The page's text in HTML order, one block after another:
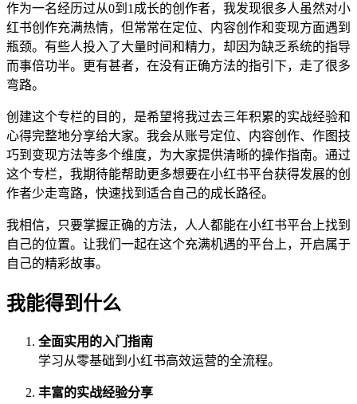
作为一名经历过从0到1成长的创作者，我发现很多人虽然对小
红书创作充满热情，但常常在定位、内容创作和变现方面遇到
瓶颈。有些人投入了大量时间和精力，却因为缺乏系统的指导
而事倍功半。更有甚者，在没有正确方法的指引下，走了很多
弯路。
创建这个专栏的目的，是希望将我过去三年积累的实战经验和
心得完整地分享给大家。我会从账号定位、内容创作、作图技
巧到变现方法等多个维度，为大家提供清晰的操作指南。通过
这个专栏，我期待能帮助更多想要在小红书平台获得发展的创
作者少走弯路，快速找到适合自己的成长路径。
我相信，只要掌握正确的方法，人人都能在小红书平台上找到
自己的位置。让我们一起在这个充满机遇的平台上，开启属于
自己的精彩故事。
我能得到什么
全面实用的入门指南
学习从零基础到小红书高效运营的全流程。
丰富的实战经验分享